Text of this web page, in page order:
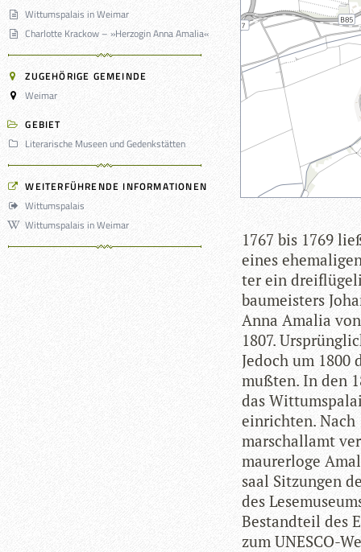
Wittumspalais in Weimar
Charlotte Krackow – »Herzogin Anna Amalia«
ZUGEHÖRIGE GEMEINDE
Weimar
GEBIET
Literarische Museen und Gedenkstätten
WEITERFÜHRENDE INFORMATIONEN
Wittumspalais
Wittumspalais in Weimar
1767 bis 1769
eines
ter ein
bau­meis­ters
Anna Ama­lia
1807.
Jedoch um 1800
muß­ten. In den
das
ein­rich­ten.
mar­schall­amt
mau­rer­loge
saal Sit­zun­gen
des
Bestand­teil des
zum UNESCO-